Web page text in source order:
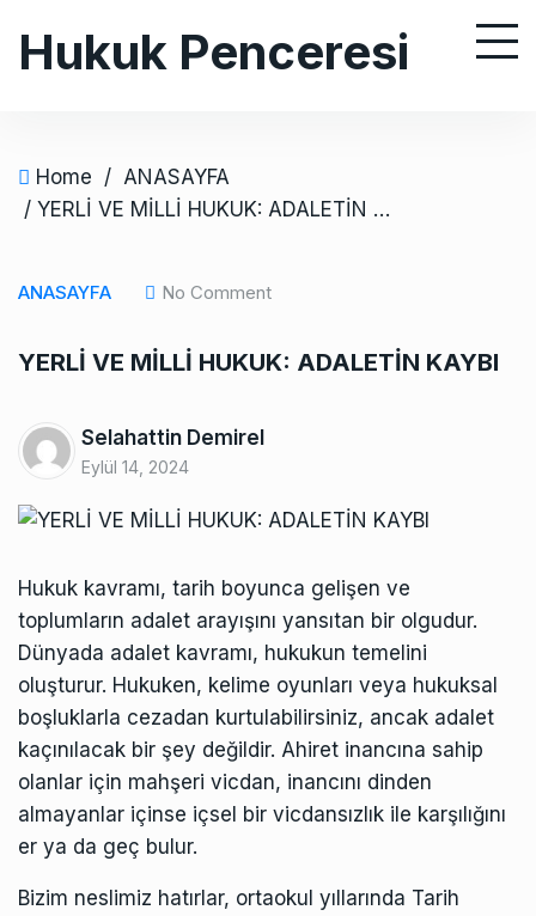
Hukuk Penceresi
Home / ANASAYFA
/ YERLİ VE MİLLİ HUKUK: ADALETİN KAYBI
ANASAYFA No Comment
YERLİ VE MİLLİ HUKUK: ADALETİN KAYBI
Selahattin Demirel
Eylül 14, 2024
Hukuk kavramı, tarih boyunca gelişen ve
toplumların adalet arayışını yansıtan bir olgudur.
Dünyada adalet kavramı, hukukun temelini
oluşturur. Hukuken, kelime oyunları veya hukuksal
boşluklarla cezadan kurtulabilirsiniz, ancak adalet
kaçınılacak bir şey değildir. Ahiret inancına sahip
olanlar için mahşeri vicdan, inancını dinden
almayanlar içinse içsel bir vicdansızlık ile karşılığını
er ya da geç bulur.
Bizim neslimiz hatırlar, ortaokul yıllarında Tarih